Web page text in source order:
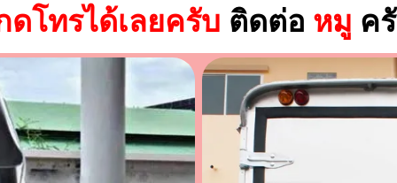
ดโทรได้เลยครับ ติดต่อ หมู ค